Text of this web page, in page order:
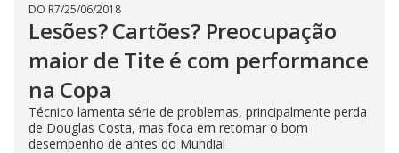
DO R7/25/06/2018
Lesões? Cartões? Preocupação
maior de Tite é com performance
na Copa
Técnico lamenta série de problemas, principalmente perda
de Douglas Costa, mas foca em retomar o bom
desempenho de antes do Mundial